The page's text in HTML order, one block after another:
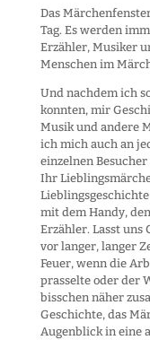
Das
Tag. Es werden
Erzähler, Musiker
Menschen im
Und nachdem ich
konnten, mir
Musik und andere
ich mich auch an
einzelnen
Ihr
mit dem Handy,
Erzähler. Lasst uns
vor langer, langer
Feuer, wenn die
prasselte oder der
bisschen näher
Geschichte, das
Augenblick in eine